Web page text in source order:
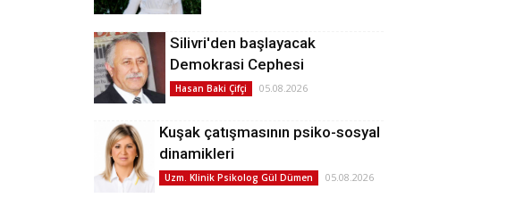
Silivri'den başlayacak
Demokrasi Cephesi
Hasan Baki Çifçi 05.08.2026
Kuşak çatışmasının psiko-sosyal
dinamikleri
Uzm. Klinik Psikolog Gül Dümen 05.08.2026